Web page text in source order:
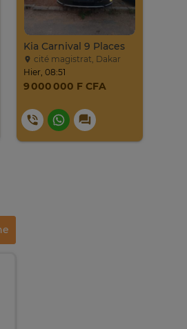
Kia Carnival 9 Places
cité magistrat, Dakar
Hier, 08:51
9 000 000 F CFA